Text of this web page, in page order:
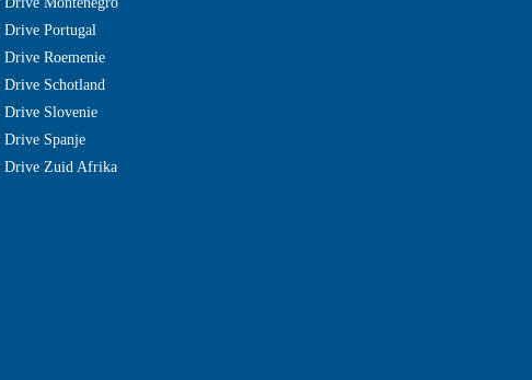
Drive Portugal
Roemenie
Schotland
Drive Slovenie
Spanje
Drive Zuid Afrika